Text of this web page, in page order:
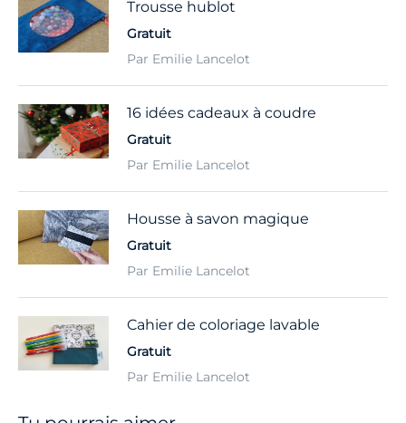
Trousse hublot
Gratuit
Par Emilie Lancelot
16 idées cadeaux à coudre
Gratuit
Par Emilie Lancelot
Housse à savon magique
Gratuit
Par Emilie Lancelot
Cahier de coloriage lavable
Gratuit
Par Emilie Lancelot